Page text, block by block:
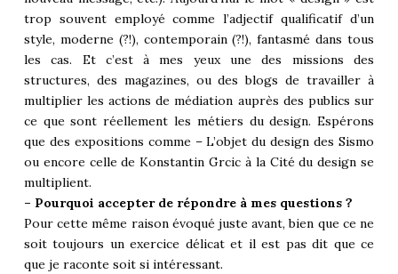
trop souvent employé comme l’adjectif qualificatif d’un
style, moderne (?!), contemporain (?!), fantasmé dans tous
les cas. Et c’est à mes yeux une des missions des
structures, des magazines, ou des blogs de travailler à
multiplier les actions de médiation auprès des publics sur
ce que sont réellement les métiers du design. Espérons
que des expositions comme – L’objet du design des Sismo
ou encore celle de Konstantin Grcic à la Cité du design se
multiplient.
– Pourquoi accepter de répondre à mes questions ?
Pour cette même raison évoqué juste avant, bien que ce ne
soit toujours un exercice délicat et il est pas dit que ce
que je raconte soit si intéressant.